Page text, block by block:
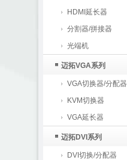
HDMI延长器
分割器/拼接器
光端机
迈拓VGA系列
VGA切换器/分配器
KVM切换器
VGA延长器
迈拓DVI系列
DVI切换/分配器